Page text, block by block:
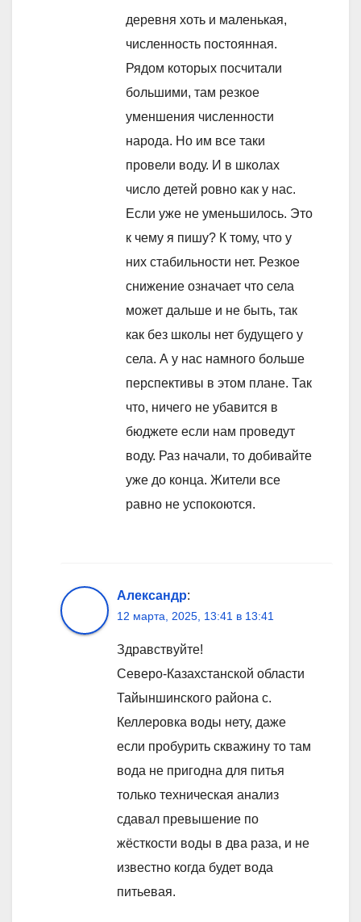
деревня хоть и маленькая,
численность постоянная.
Рядом которых посчитали
большими, там резкое
уменшения численности
народа. Но им все таки
провели воду. И в школах
число детей ровно как у нас.
Если уже не уменьшилось. Это
к чему я пишу? К тому, что у
них стабильности нет. Резкое
снижение означает что села
может дальше и не быть, так
как без школы нет будущего у
села. А у нас намного больше
перспективы в этом плане. Так
что, ничего не убавится в
бюджете если нам проведут
воду. Раз начали, то добивайте
уже до конца. Жители все
равно не успокоются.
Александр:
12 марта, 2025, 13:41 в 13:41
Здравствуйте!
Северо-Казахстанской области
Тайыншинского района с.
Келлеровка воды нету, даже
если пробурить скважину то там
вода не пригодна для питья
только техническая анализ
сдавал превышение по
жёсткости воды в два раза, и не
известно когда будет вода
питьевая.